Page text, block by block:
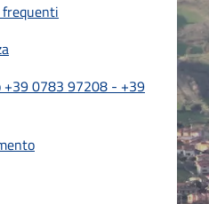
frequenti
+39 0783 97208 - +39